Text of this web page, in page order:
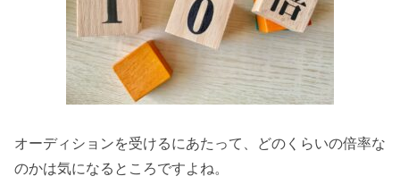
オーディションを受けるにあたって、どのくらいの倍率な
のかは気になるところですよね。